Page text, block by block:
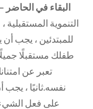
البقاء في الحاضر
التنموية
للمبتدئين ، يجب
طفلك مستقبلًا
تعبر عن
نفسه.ثانيًا ،
على فعل الشيء